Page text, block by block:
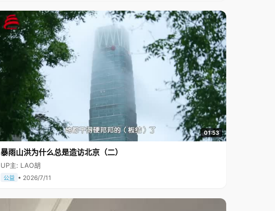
01:53
暴雨山洪为什么总是造访北京（二）
UP主: LAO胡
公益 • 2026/7/11